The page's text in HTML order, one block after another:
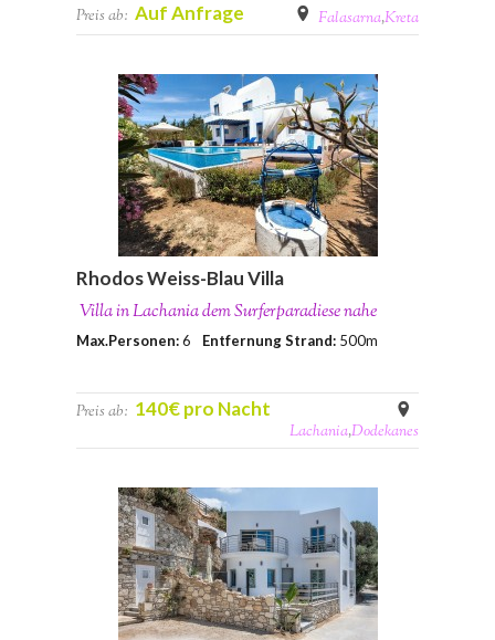
Preis ab: Auf Anfrage Falasarna,Kreta
Rhodos Weiss-Blau Villa
Villa in Lachania dem Surferparadiese nahe
Max.Personen:6 Entfernung Strand: 500m
Preis ab: 140€ pro Nacht
Lachania,Dodekanes